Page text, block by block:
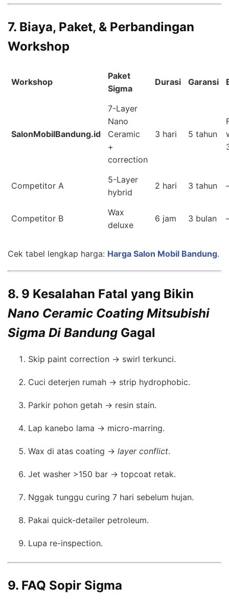
7. Biaya, Paket, & Perbandingan
Workshop
Workshop
Paket
Sigma
Durasi Garansi
SalonMobilBandung.id
7-Layer
Nano
Ceramic
+
correction
3 hari 5 tahun
Competitor A
5-Layer
hybrid
2 hari 3 tahun
Competitor B
Wax
deluxe
6 jam 3 bulan
Cek tabel lengkap harga: Harga Salon Mobil Bandung.
8. 9 Kesalahan Fatal yang Bikin
Nano Ceramic Coating Mitsubishi
Sigma Di Bandung Gagal
Skip paint correction → swirl terkunci.
Cuci deterjen rumah → strip hydrophobic.
Parkir pohon getah → resin stain.
Lap kanebo lama → micro-marring.
Wax di atas coating → layer conflict.
Jet washer >150 bar → topcoat retak.
Nggak tunggu curing 7 hari sebelum hujan.
Pakai quick-detailer petroleum.
Lupa re-inspection.
9. FAQ Sopir Sigma